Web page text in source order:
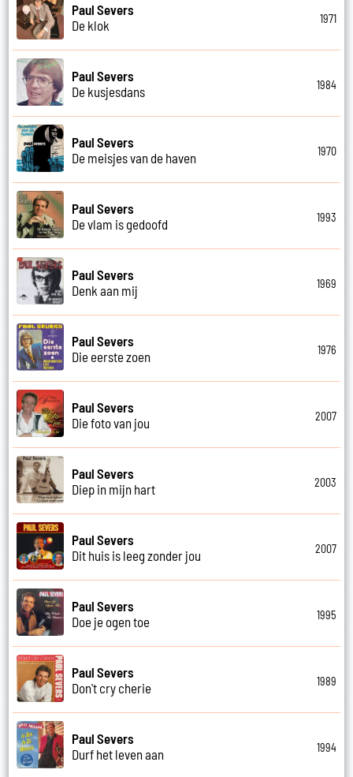
Paul Severs
De klok
1971
Paul Severs
De kusjesdans
1984
Paul Severs
De meisjes van de haven
1970
Paul Severs
De vlam is gedoofd
1993
Paul Severs
Denk aan mij
1969
Paul Severs
Die eerste zoen
1976
Paul Severs
Die foto van jou
2007
Paul Severs
Diep in mijn hart
2003
Paul Severs
Dit huis is leeg zonder jou
2007
Paul Severs
Doe je ogen toe
1995
Paul Severs
Don't cry cherie
1989
Paul Severs
Durf het leven aan
1994